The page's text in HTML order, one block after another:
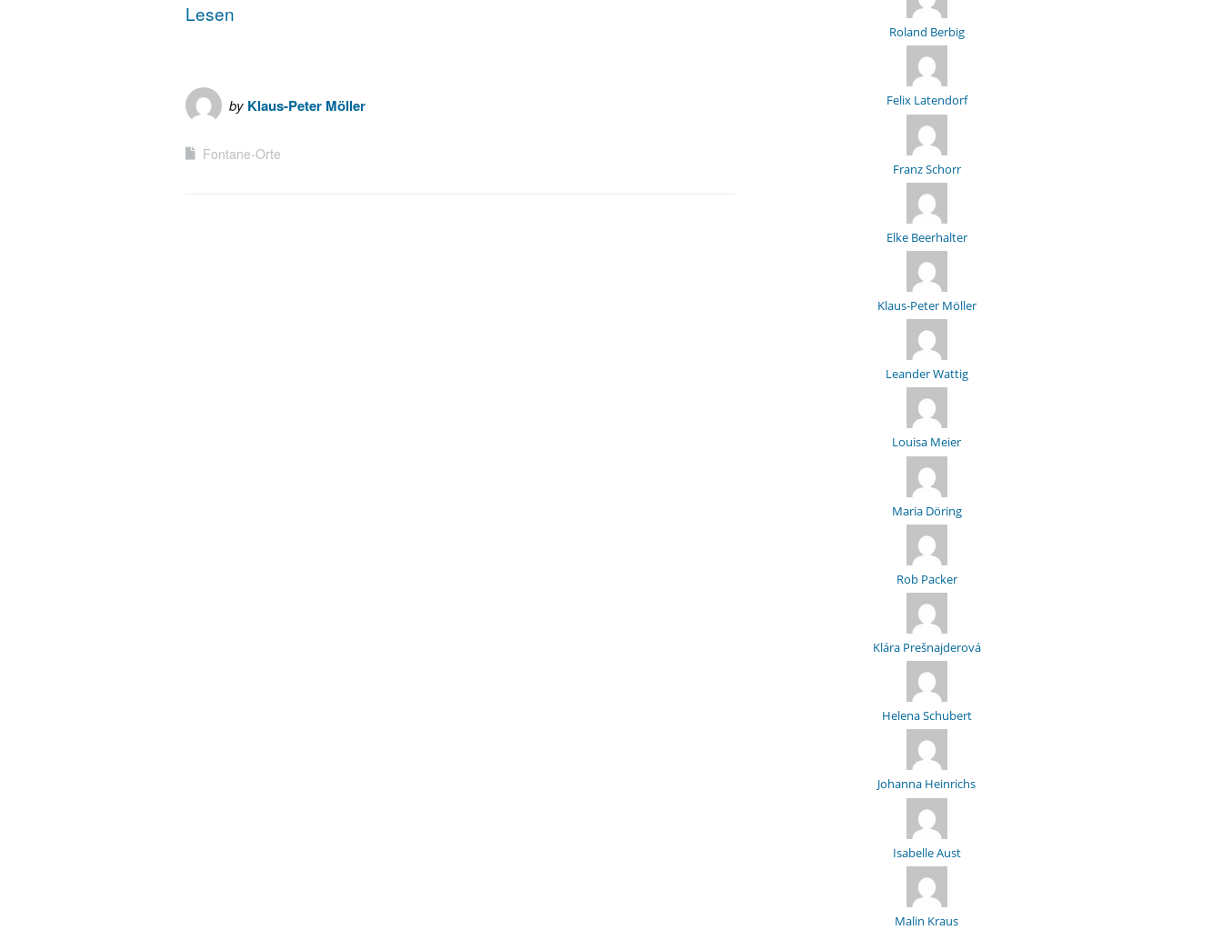
Lesen
by Klaus-Peter Möller
Fontane-Orte
Roland Berbig
Felix Latendorf
Franz Schorr
Elke Beerhalter
Klaus-Peter Möller
Leander Wattig
Louisa Meier
Maria Döring
Rob Packer
Klára Prešnajderová
Helena Schubert
Johanna Heinrichs
Isabelle Aust
Malin Kraus